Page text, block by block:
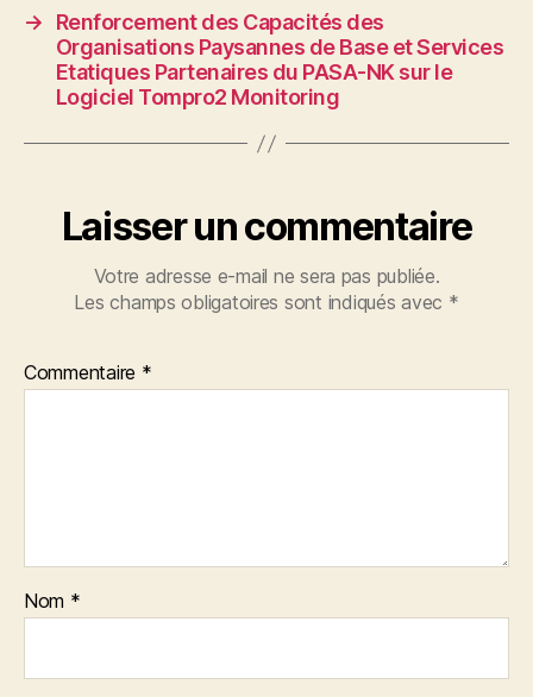
→
Renforcement des Capacités des
Organisations Paysannes de Base et Services
Etatiques Partenaires du PASA-NK sur le
Logiciel Tompro2 Monitoring
Laisser un commentaire
Votre adresse e-mail ne sera pas publiée.
Les champs obligatoires sont indiqués avec *
Commentaire *
Nom *